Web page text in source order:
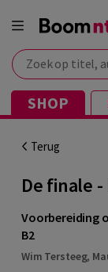
Zoek op titel,
SHOP
Terug
De finale
Voorbereiding
B2
Wim Tersteeg,